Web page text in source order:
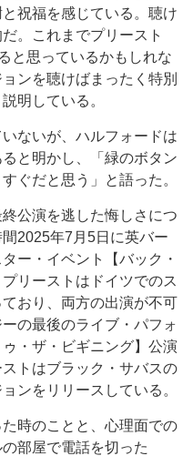
祝福を感じている。聴け
。これまでプリースト
と思っているかもしれな
ンを聴けばまったく特別
明している。
ないが、ハルフォードは
と明かし、「緑のボタン
ぐだと思う」と語った。
公演を逃した悔しさにつ
2025年7月5日に英バー
ー・イベント【バック・
リーストはドイツでのス
おり、両方の出演が不可
の最後のライブ・パフォ
・ザ・ビギニング】公演
トはブラック・サバスの
ンをリリースしている。
時のことと、心理面での
部屋で電話を切った